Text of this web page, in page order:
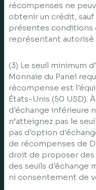
récompenses ne
obtenir un crédit,
présentes conditions
représentant autorisé
(3) Le seuil minimum
Monnaie du Panel
récompense est
États-Unis (50 USD).
d'échange inférieure
n’atteignez pas le
pas d'option
de récompenses de
droit de proposer
des seuils d'échange
ni consentement de